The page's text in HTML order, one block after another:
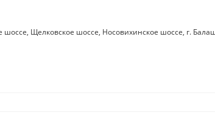
шоссе Щелковское шоссе Носовихинское шоссе г.